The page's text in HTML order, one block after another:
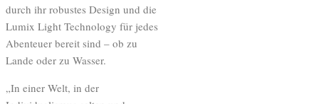
durch ihr robustes Design und die
Lumix Light Technology für jedes
Abenteuer bereit sind – ob zu
Lande oder zu Wasser.
„In einer Welt, in der